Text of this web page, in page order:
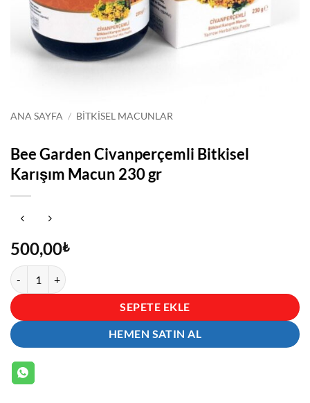
ANA SAYFA / BITKISEL MACUNLAR
Bee Garden Civanperçemli Bitkisel
Karışım Macun 230 gr
500,00₺
Bee Garden Civanperçemli Bitkisel Karışım Macun 230 gr adet
SEPETE EKLE
HEMEN SATIN AL